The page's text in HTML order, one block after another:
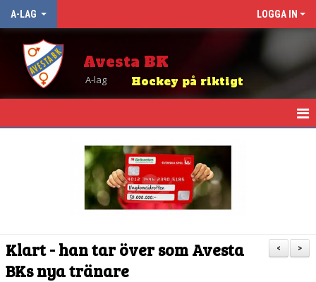
A-LAG LOGGA IN
Avesta BK
Hockey på riktigt
A-lag
>
<
Klart - han tar över som Avesta
BKs nya tränare